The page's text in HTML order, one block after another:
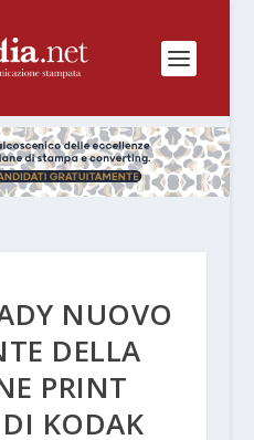
NUOVO
DELLA
PRINT
DI KODAK